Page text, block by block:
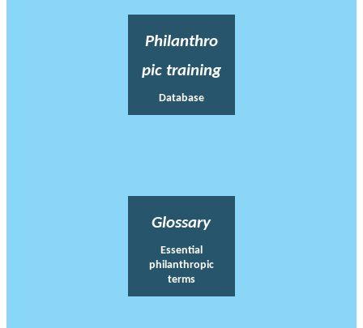
Philanthro
pic training
Database
Glossary
Essential
philanthropic
terms